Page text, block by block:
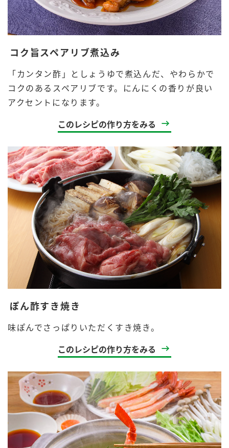
コク旨スペアリブ煮込み
「カンタン酢」としょうゆで煮込んだ、やわらかで
コクのあるスペアリブです。にんにくの香りが良い
アクセントになります。
このレシピの作り方をみる
ぽん酢すき焼き
味ぽんでさっぱりいただくすき焼き。
このレシピの作り方をみる